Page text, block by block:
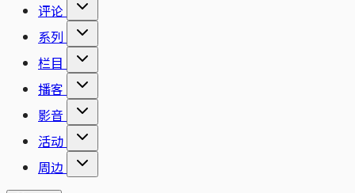
评论
系列
栏目
播客
影音
活动
周边